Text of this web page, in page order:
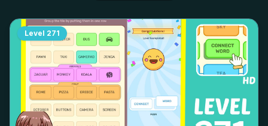
Level 271